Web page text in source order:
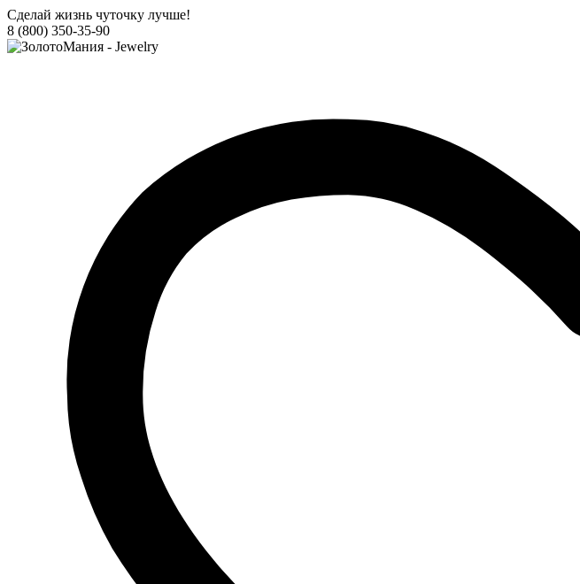
Сделай жизнь чуточку лучше!
8 (800) 350-35-90